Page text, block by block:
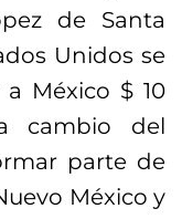
de Santa
Unidos se
México $ 10
cambio del
parte de
México y